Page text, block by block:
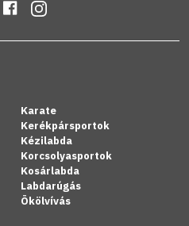
Karate
Kerékpársportok
Kézilabda
Korcsolyasportok
Kosárlabda
Labdarúgás
Ökölvívás